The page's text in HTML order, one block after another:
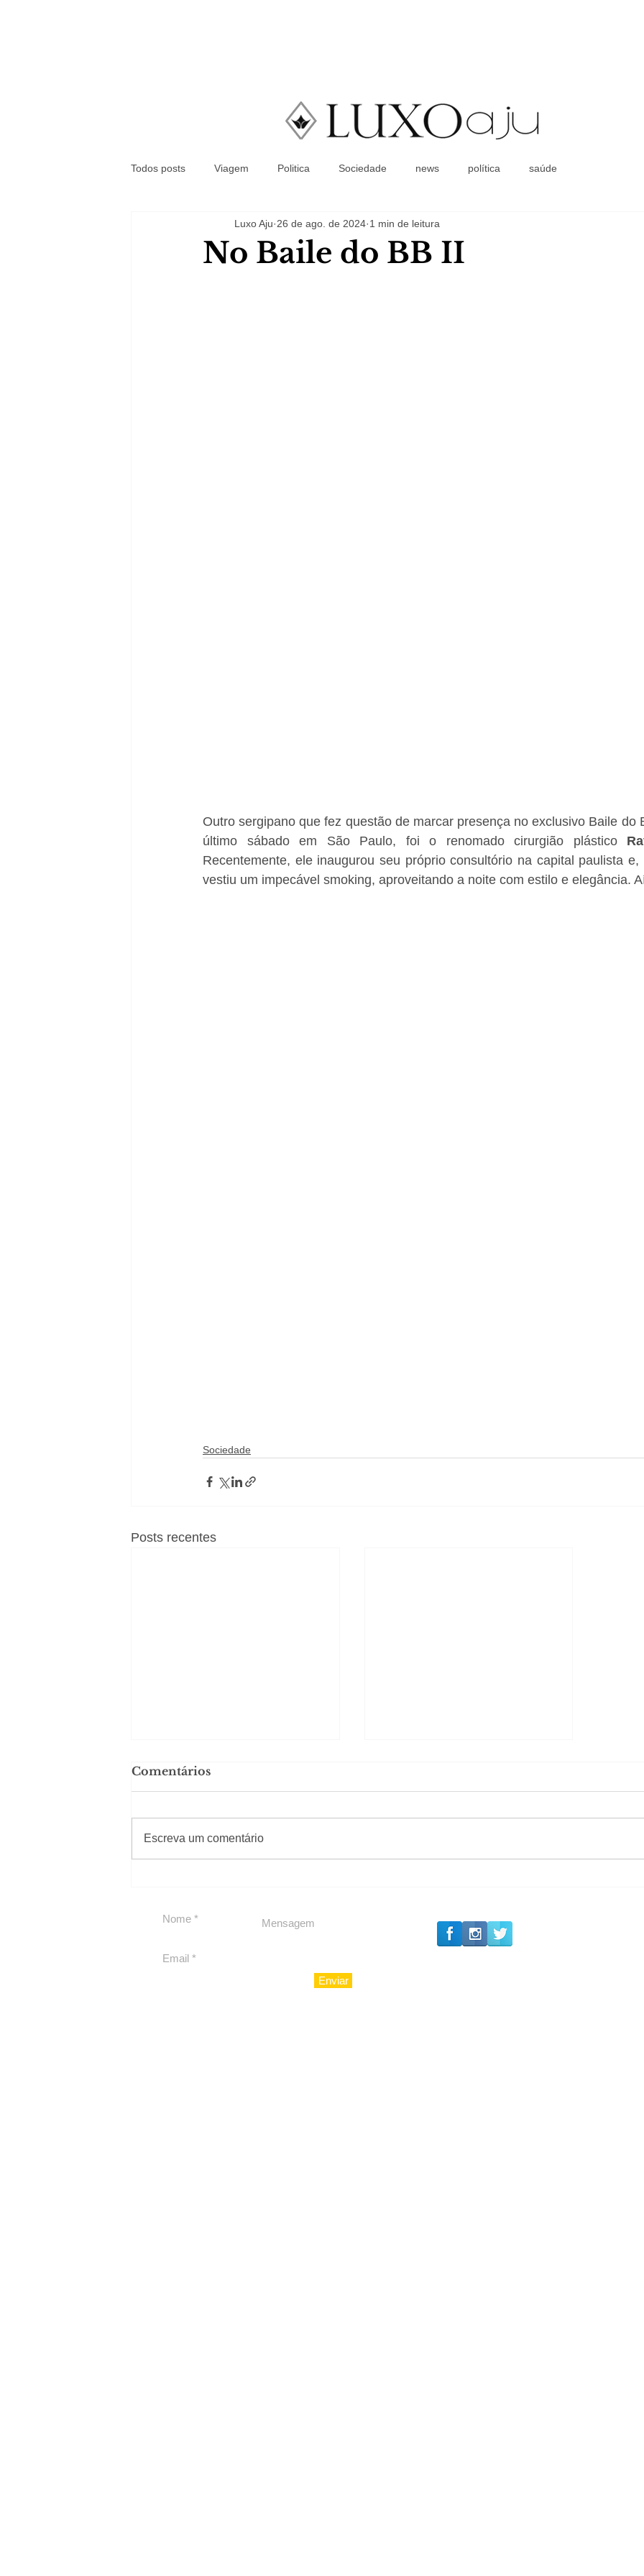
Coluna Social
Todos posts Viagem Politica Sociedade news política saúde
No Baile do BB II
Luxo Aju 26 de ago. de 2024 1 min de leitura
Outro sergipano que fez questão de marcar presença no exclusivo Baile do
último sábado em São Paulo, foi o renomado cirurgião plástico
Recentemente, ele inaugurou seu próprio consultório na capital paulista
vestiu um impecável smoking, aproveitando a noite com estilo e elegância.
Sociedade
Posts recentes
Comentários
Escreva um comentário
#Sugestões
Enviar